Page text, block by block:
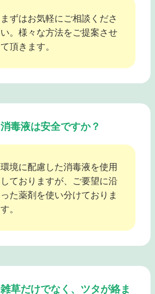
まずはお気軽にご相談くださ
い。様々な方法をご提案させ
て頂きます。
消毒液は安全ですか？
環境に配慮した消毒液を使用
しておりますが、ご要望に沿
った薬剤を使い分けておりま
す。
雑草だけでなく、ツタが絡ま